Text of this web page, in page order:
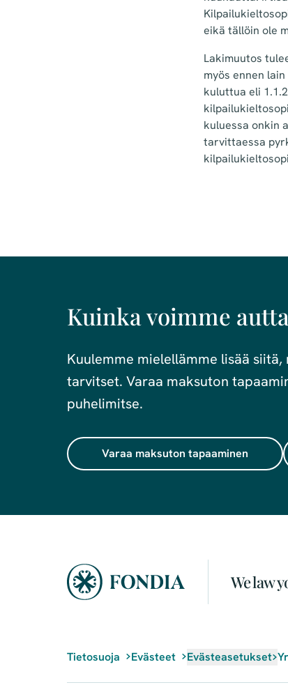
eikä tällöin ole
Lakimuutos
myös ennen
kuluttua eli
kuluessa onkin
tarvittaessa
Kuinka voimme
Kuulemme mielellämme lisää
tarvitset. Varaa maksuton
puhelimitse.
Varaa maksuton tapaaminen
We law
Tietosuoja Evästeet Evästeasetukset